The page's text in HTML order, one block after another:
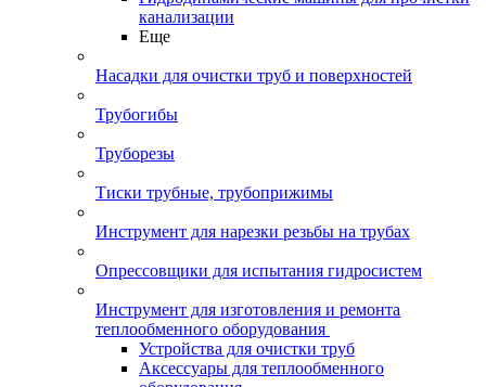
канализации
Еще
Насадки для очистки труб и поверхностей
Трубогибы
Труборезы
Тиски трубные, трубоприжимы
Инструмент для нарезки резьбы на трубах
Опрессовщики для испытания гидросистем
Инструмент для изготовления и ремонта
теплообменного оборудования
Устройства для очистки труб
Аксессуары для теплообменного